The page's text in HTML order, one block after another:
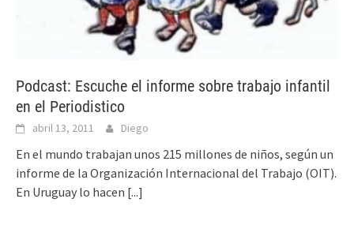
Podcast: Escuche el informe sobre trabajo infantil
en el Periodistico
abril 13, 2011 Diego
En el mundo trabajan unos 215 millones de niños, según un
informe de la Organización Internacional del Trabajo (OIT).
En Uruguay lo hacen [...]